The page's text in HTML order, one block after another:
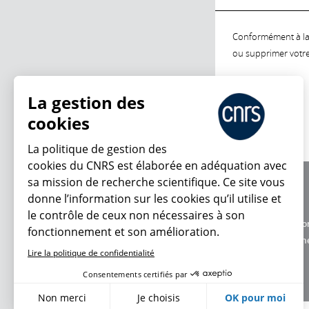
Conformément à
ou supprimer
Charte
Données
La gestion des
cookies
La politique de gestion des
cookies du CNRS est élaborée en adéquation avec
sa mission de recherche scientifique. Ce site vous
donne l’information sur les cookies qu’il utilise et
le contrôle de ceux non nécessaires à son
fonctionnement et son amélioration.
Lire la politique de confidentialité
Consentements certifiés par
Non merci Je choisis OK pour moi